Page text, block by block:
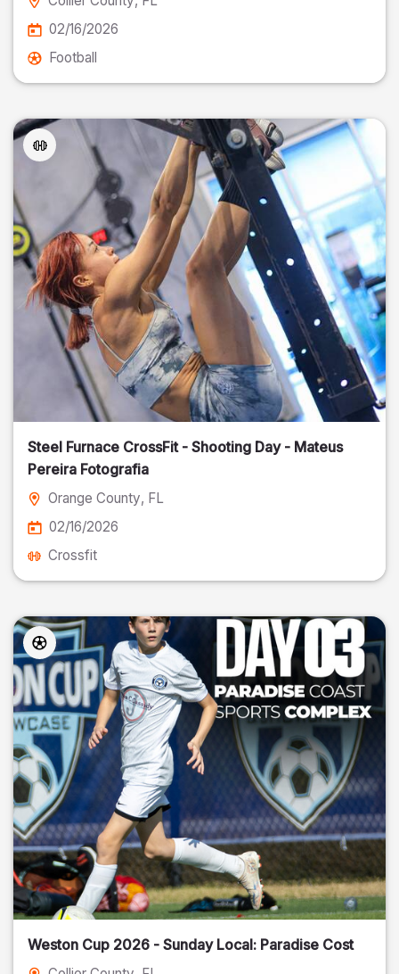
02/16/2026
Football
Steel Furnace CrossFit - Shooting Day - Mateus
Pereira Fotografia
Orange County, FL
02/16/2026
Crossfit
Weston Cup 2026 - Sunday Local: Paradise Cost